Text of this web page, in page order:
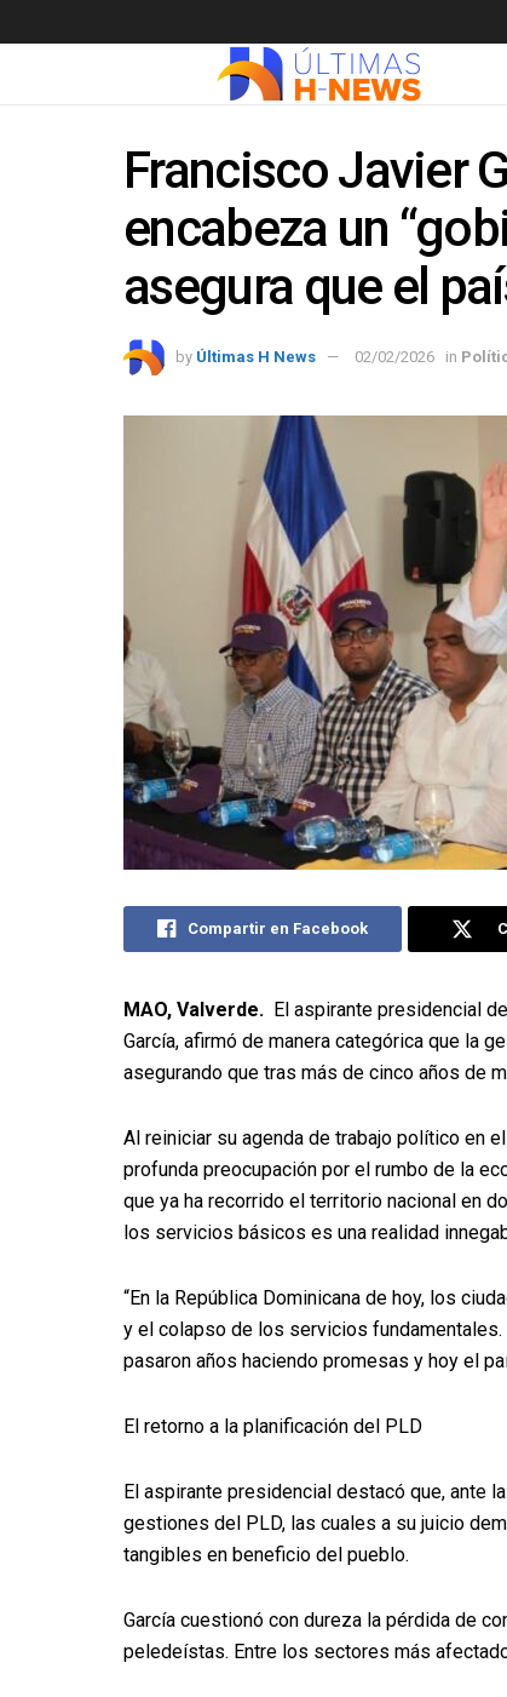
Francisco Javier
encabeza un
asegura que el
by Últimas H News 02/02/2026 in
Compartir en Facebook
MAO, Valverde. El aspirante presidencial
García, afirmó de manera categórica que la
asegurando que tras más de cinco años de
Al reiniciar su agenda de trabajo político en
profunda preocupación por el rumbo de la
que ya ha recorrido el territorio nacional en
los servicios básicos es una realidad
“En la República Dominicana de hoy, los
y el colapso de los servicios
pasaron años haciendo promesas y hoy el
El retorno a la planificación del PLD
El aspirante presidencial destacó que, ante
gestiones del PLD, las cuales a su juicio
tangibles en beneficio del pueblo.
García cuestionó con dureza la pérdida de
peledeístas. Entre los sectores más